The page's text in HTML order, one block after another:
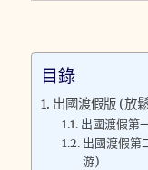
目錄
出國渡假版 (放
出國渡假第
出國渡假第
游)